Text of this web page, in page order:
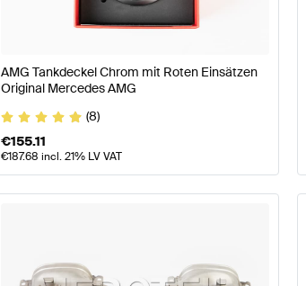
AMG Tankdeckel Chrom mit Roten Einsätzen
Original Mercedes AMG
(8)
€155.11
€187.68 incl. 21% LV VAT